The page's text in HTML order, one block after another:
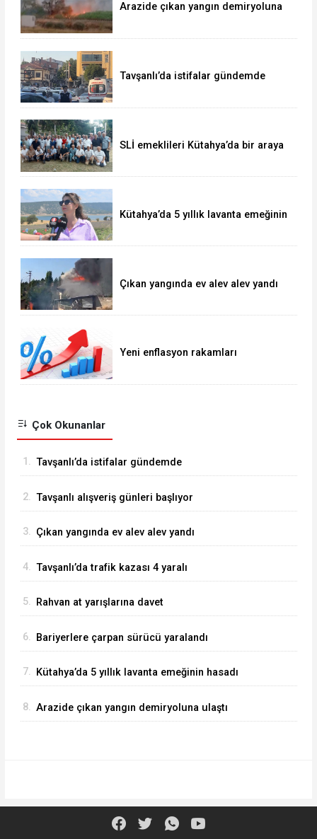
Arazide çıkan yangın demiryoluna
Tavşanlı’da istifalar gündemde
SLİ emeklileri Kütahya’da bir araya
Kütahya’da 5 yıllık lavanta emeğinin
Çıkan yangında ev alev alev yandı
Yeni enflasyon rakamları
Çok Okunanlar
1. Tavşanlı’da istifalar gündemde
2. Tavşanlı alışveriş günleri başlıyor
3. Çıkan yangında ev alev alev yandı
4. Tavşanlı’da trafik kazası 4 yaralı
5. Rahvan at yarışlarına davet
6. Bariyerlere çarpan sürücü yaralandı
7. Kütahya’da 5 yıllık lavanta emeğinin hasadı
8. Arazide çıkan yangın demiryoluna ulaştı